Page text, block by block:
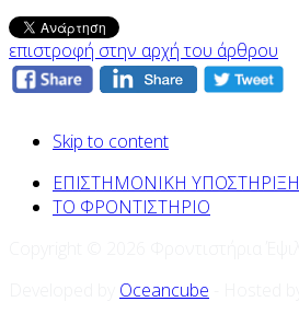
επιστροφή στην αρχή του άρθρου
Skip to content
ΕΠΙΣΤΗΜΟΝΙΚΗ ΥΠΟΣΤΗΡΙΞΗ
ΤΟ ΦΡΟΝΤΙΣΤΗΡΙΟ
Oceancube